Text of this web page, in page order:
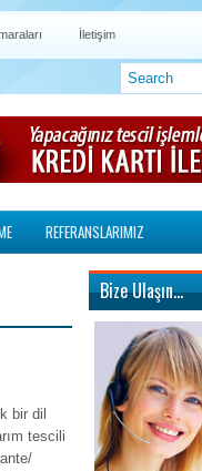
İletişim
REFERANSLARIMIZ
bir dil
tescili
Bize Ulaşın…